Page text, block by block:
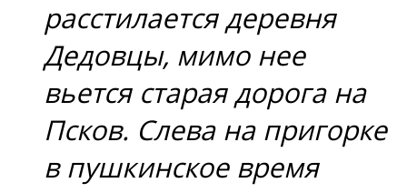
расстилается деревня
Дедовцы, мимо нее
вьется старая дорога на
Псков. Слева на пригорке
в пушкинское время